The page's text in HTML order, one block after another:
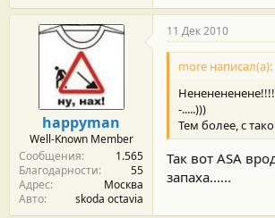
happyman
Well-Known Member
Сообщения
1.565
Благодарности
55
Адрес
Москва
Авто
skoda octavia
11 Дек 2010
more написал(а):
-.....)))
Тем более, с
Так вот ASA
запаха......